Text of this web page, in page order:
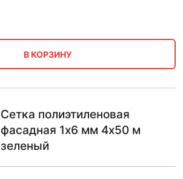
В КОРЗИНУ
Сетка полиэтиленовая
фасадная 1х6 мм 4х50 м
зеленый